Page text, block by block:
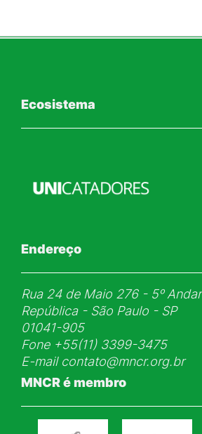
Ecosistema
Endereço
Rua 24 de Maio 276 - 5ᵒ Andar
República - São Paulo - SP
01041-905
Fone+55(11) 3399-3475
E-mail contato@mncr.org.br
MNCR é membro